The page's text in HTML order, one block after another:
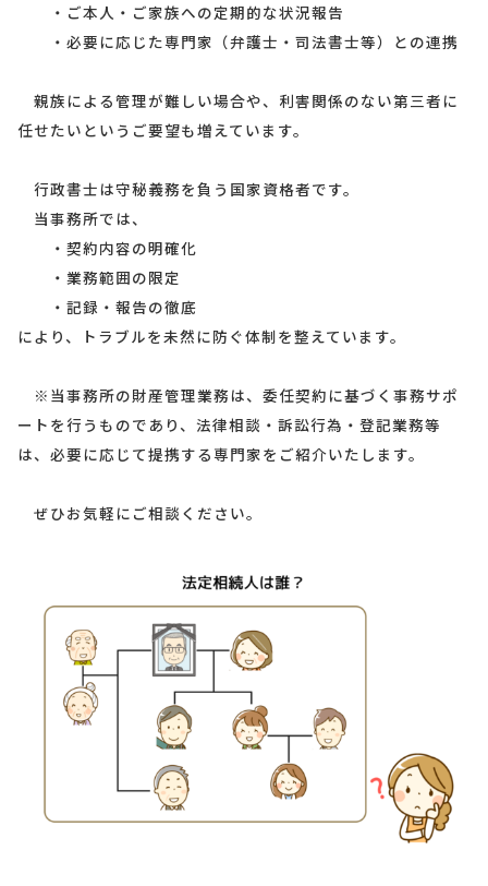
・ご本人・ご家族への定期的な状況報告
・必要に応じた専門家（弁護士・司法書士等）との連携
親族による管理が難しい場合や、利害関係のない第三者に
任せたいというご要望も増えています。
行政書士は守秘義務を負う国家資格者です。
当事務所では、
・契約内容の明確化
・業務範囲の限定
・記録・報告の徹底
により、トラブルを未然に防ぐ体制を整えています。
※当事務所の財産管理業務は、委任契約に基づく事務サポ
ートを行うものであり、法律相談・訴訟行為・登記業務等
は、必要に応じて提携する専門家をご紹介いたします。
ぜひお気軽にご相談ください。